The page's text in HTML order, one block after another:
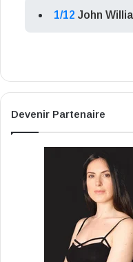
1/12 John
Devenir Partenaire